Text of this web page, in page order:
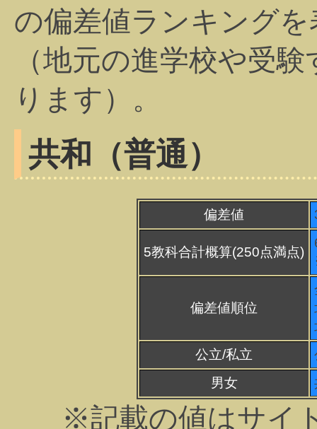
の偏差値ランキング
（地元の進学校や受
ります）。
共和（普通）
偏差値
5教科合計概算(250点満点)
偏差値順位
公立/私立
男女
※記載の値はサイ